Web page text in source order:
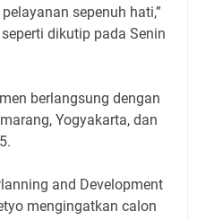
sepenuh hati,”
dikutip pada Senin
berlangsung dengan
Yogyakarta, dan
and Development
mengingatkan calon